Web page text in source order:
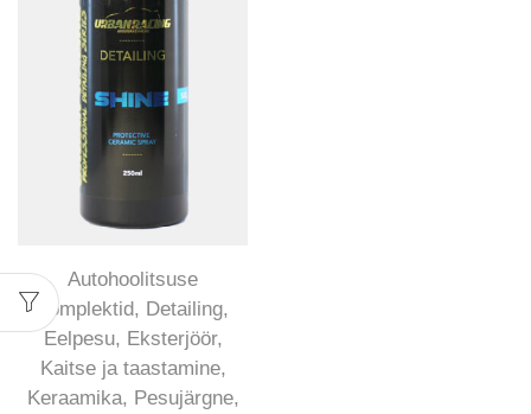
Autohoolitsuse
komplektid, Detailing,
Eelpesu, Eksterjöör,
Kaitse ja taastamine,
Keraamika, Pesujärgne,